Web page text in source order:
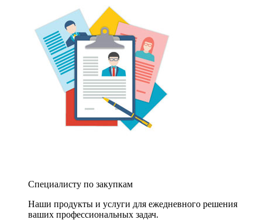
Специалисту по закупкам
Наши продукты и услуги для ежедневного решения
ваших профессиональных задач.